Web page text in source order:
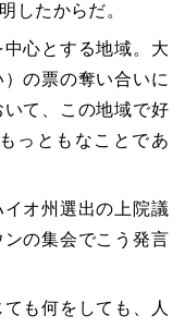
したからだ。
心とする地域。大
の票の奪い合いに
て、この地域で好
っともなことであ
オ州選出の上院議
の集会でこう発言
も何をしても、人